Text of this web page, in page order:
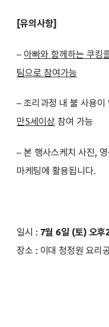
[유의사항]
– 아빠와 함께하는 쿠킹
팀으로 참여가능
– 조리과정 내 불 사용이
만5세 이상 참여 가능
– 본 행사스케치 사진,
마케 팅에 활용됩니다.
일시 : 7월 6일 (토) 오후
장소 : 이대 청정원 요리